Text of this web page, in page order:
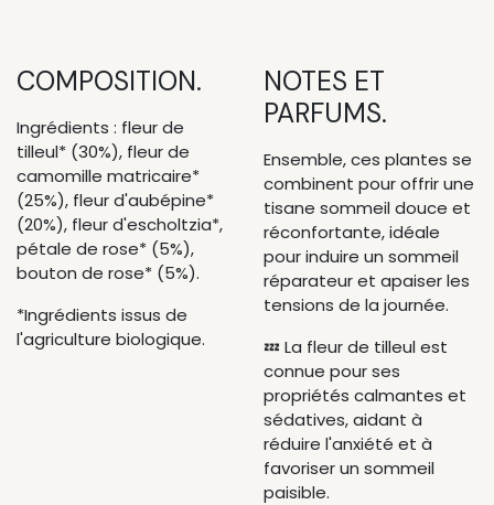
COMPOSITION.
Ingrédients : fleur de
tilleul* (30%), fleur de
camomille matricaire*
(25%), fleur d'aubépine*
(20%), fleur d'escholtzia*,
pétale de rose* (5%),
bouton de rose* (5%).
*Ingrédients issus de
l'agriculture biologique.
NOTES ET
PARFUMS.
Ensemble, ces plantes se
combinent pour offrir une
tisane sommeil douce et
réconfortante, idéale
pour induire un sommeil
réparateur et apaiser les
tensions de la journée.
💤 La fleur de tilleul est
connue pour ses
propriétés calmantes et
sédatives, aidant à
réduire l'anxiété et à
favoriser un sommeil
paisible.